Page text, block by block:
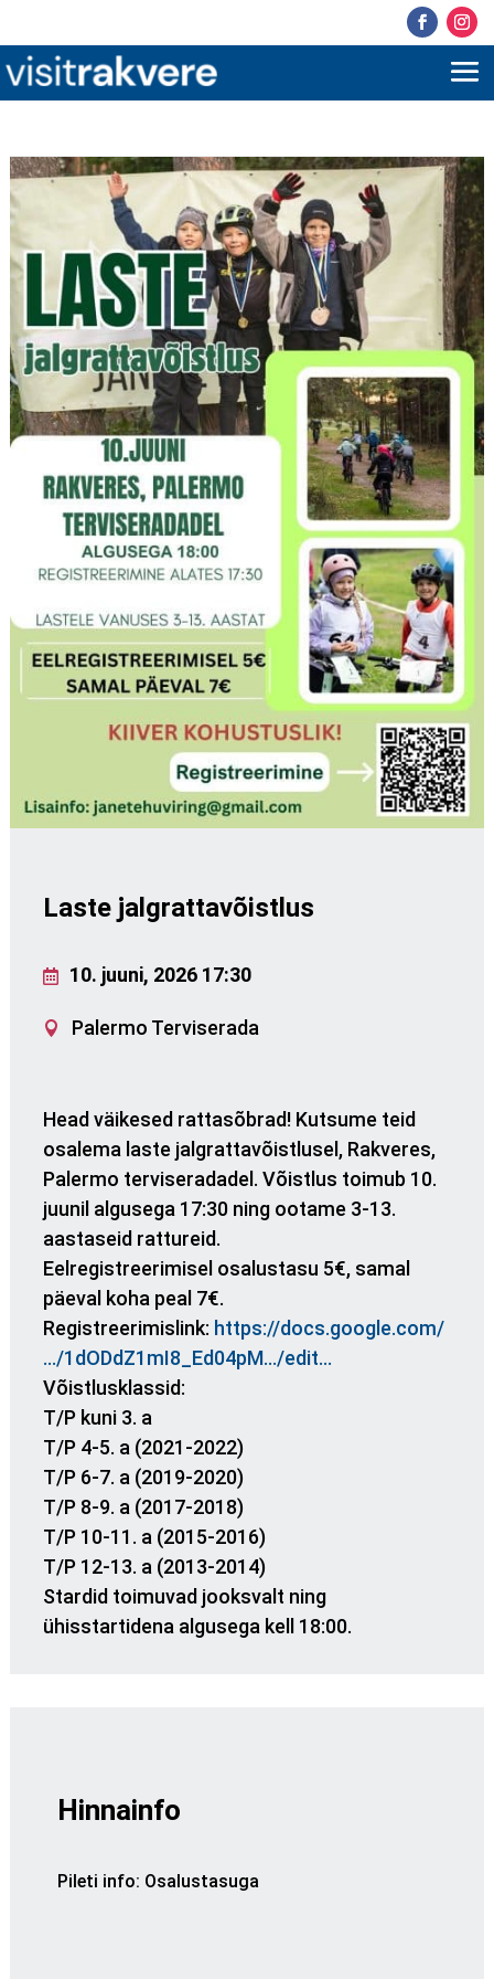
Laste jalgrattavõistlus
10. juuni, 2026 17:30
Palermo Terviserada
Head väikesed rattasõbrad! Kutsume teid
osalema laste jalgrattavõistlusel, Rakveres,
Palermo terviseradadel. Võistlus toimub 10.
juunil algusega 17:30 ning ootame 3-13.
aastaseid rattureid.
Eelregistreerimisel osalustasu 5€, samal
päeval koha peal 7€.
Registreerimislink: https://docs.google.com/
…/1dODdZ1mI8_Ed04pM…/edit…
Võistlusklassid:
T/P kuni 3. a
T/P 4-5. a (2021-2022)
T/P 6-7. a (2019-2020)
T/P 8-9. a (2017-2018)
T/P 10-11. a (2015-2016)
T/P 12-13. a (2013-2014)
Stardid toimuvad jooksvalt ning
ühisstartidena algusega kell 18:00.
Hinnainfo
Pileti info: Osalustasuga